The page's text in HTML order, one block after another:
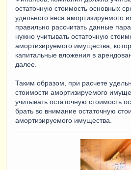
остаточную стоимость основных
удельного веса амортизируемого
правильно рассчитать данные
нужно учитывать остаточную
амортизируемого имущества,
капитальные вложения в
далее.
Таким образом, при расчете
стоимости амортизируемого
учитывать остаточную стоимость
брать во внимание остаточную
амортизируемого имущества.